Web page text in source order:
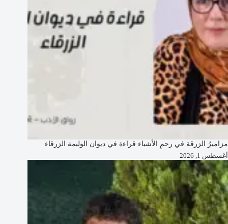
مزاميرُ الزرقة في رحمِ الأشياء قراءة في ديوان الوليمة الزرقاء
أغسطس 1, 2026